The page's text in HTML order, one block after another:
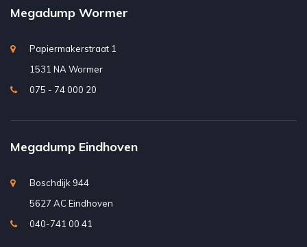
Megadump Wormer
Papiermakerstraat 1
1531 NA Wormer
075 - 74 000 20
Megadump Eindhoven
Boschdijk 944
5627 AC Eindhoven
040-741 00 41